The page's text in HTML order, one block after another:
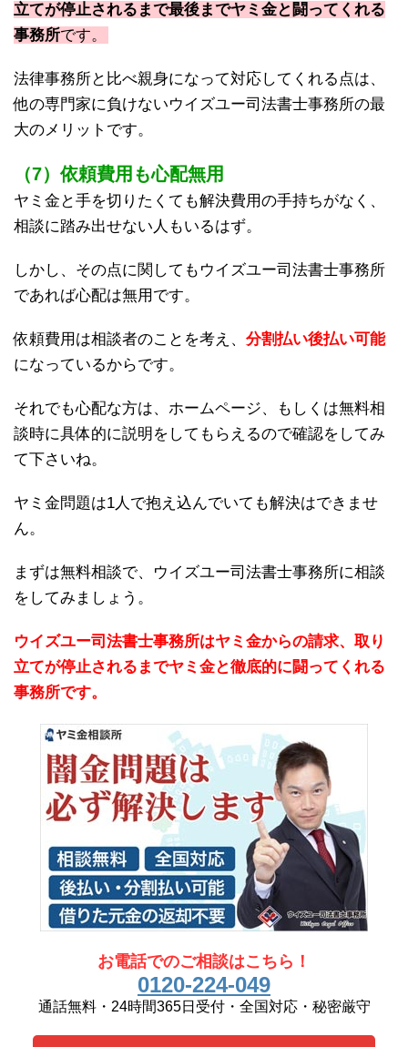
立てが停止されるまで最後までヤミ金と闘ってくれる
事務所です。
法律事務所と比べ親身になって対応してくれる点は、
他の専門家に負けないウイズユー司法書士事務所の最
大のメリットです。
（7）依頼費用も心配無用
ヤミ金と手を切りたくても解決費用の手持ちがなく、
相談に踏み出せない人もいるはず。
しかし、その点に関してもウイズユー司法書士事務所
であれば心配は無用です。
依頼費用は相談者のことを考え、 分割払い後払い可能
になっているからです。
それでも心配な方は、ホームページ、もしくは無料相
談時に具体的に説明をしてもらえるので確認をしてみ
て下さいね。
ヤミ金問題は1人で抱え込んでいても解決はできませ
ん。
まずは無料相談で、ウイズユー司法書士事務所に相談
をしてみましょう。
ウイズユー司法書士事務所はヤミ金からの請求、取り
立てが停止されるまでヤミ金と徹底的に闘ってくれる
事務所です。
お電話でのご相談はこちら！
0120-224-049
通話無料・24時間365日受付・全国対応・秘密厳守